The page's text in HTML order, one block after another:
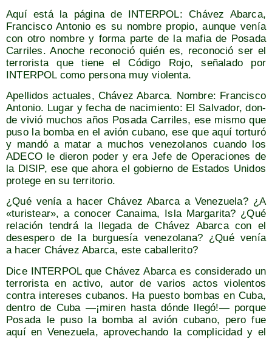
Aquí está la pági­na de INTERPOL: Chá­vez Abar­ca,
Fran­cis­co Anto­nio es su nom­bre pro­pio, aun­que venía
con otro nom­bre y for­ma par­te de la mafia de Posa­da
Carri­les. Ano­che reco­no­ció quién es, reco­no­ció ser el
terro­ris­ta que tie­ne el Códi­go Rojo, seña­la­do por
INTERPOL como per­so­na muy violenta.
Ape­lli­dos actua­les, Chá­vez Abar­ca. Nom­bre: Fran­cis­co
Anto­nio. Lugar y fecha de naci­mien­to: El Sal­va­dor, don­
de vivió muchos años Posa­da Carri­les, ese mis­mo que
puso la bom­ba en el avión cubano, ese que aquí tor­tu­ró
y man­dó a matar a muchos vene­zo­la­nos cuan­do los
ADECO le die­ron poder y era Jefe de Ope­ra­cio­nes de
la DISIP, ese que aho­ra el gobierno de Esta­dos Uni­dos
pro­te­ge en su territorio.
¿Qué venía a hacer Chá­vez Abar­ca a Vene­zue­la? ¿A
«turis­tear», a cono­cer Canai­ma, Isla Mar­ga­ri­ta? ¿Qué
rela­ción ten­drá la lle­ga­da de Chá­vez Abar­ca con el
deses­pe­ro de la bur­gue­sía vene­zo­la­na? ¿Qué venía
a hacer Chá­vez Abar­ca, este caballerito?
Dice INTERPOL que Chá­vez Abar­ca es con­si­de­ra­do un
terro­ris­ta en acti­vo, autor de varios actos vio­len­tos
con­tra intere­ses cuba­nos. Ha pues­to bom­bas en Cuba,
den­tro de Cuba —¡miren has­ta dón­de lle­gó!— por­que
Posa­da le puso la bom­ba al avión cubano, pero fue
aquí en Vene­zue­la, apro­ve­chan­do la com­pli­ci­dad y el